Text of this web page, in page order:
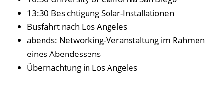
13:30 Besichtigung Solar-Installationen
Busfahrt nach Los Angeles
abends: Networking-Veranstaltung im Rahmen
eines Abendessens
Übernachtung in Los Angeles